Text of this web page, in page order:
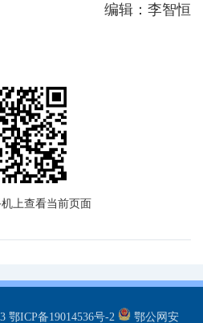
编辑：李智恒
上查看当前页面
鄂ICP备19014536号-2 鄂公网安